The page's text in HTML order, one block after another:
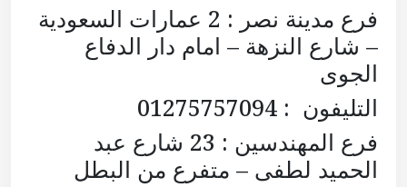
فرع مدينة نصر : 2 عمارات السعودية
– شارع النزهة – امام دار الدفاع
الجوى
التليفون : 01275757094
فرع المهندسين : 23 شارع عبد
الحميد لطفى – متفرع من البطل